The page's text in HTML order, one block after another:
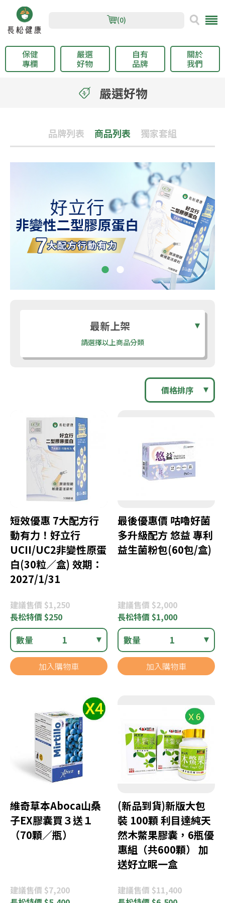
(0)
保健
專欄
嚴選
好物
自有
品牌
關於
我們
嚴選好物
品牌列表 商品列表 獨家套組
最新上架
請選擇以上商品分類
價格排序
短效優惠 7大配方行
動有力！好立行
UCII/UC2非變性原蛋
白(30粒／盒) 效期：
2027/1/31
建議售價 $1,250
長松特價 $250
數量 1
加入購物車
最後優惠價 咕嚕好菌
多升級配方 悠益 專利
益生菌粉包(60包/盒)
建議售價 $2,000
長松特價 $1,000
數量 1
加入購物車
維奇草本Aboca山桑
子EX膠囊買３送１
（70顆／瓶）
建議售價 $7,200
(新品到貨)新版大包
裝 100顆 利目達純天
然木鱉果膠囊，6瓶優
惠組（共600顆） 加
送好立眠一盒
建議售價 $11,400